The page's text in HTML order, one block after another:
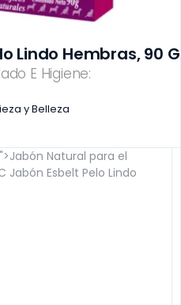
E Higiene:
Lindo Hembras, 90
y Belleza